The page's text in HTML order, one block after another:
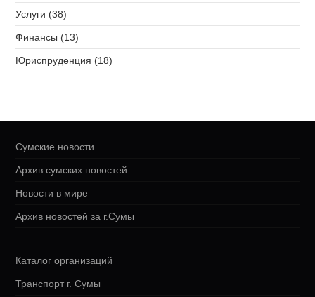
Услуги (38)
Финансы (13)
Юриспруденция (18)
Сумские новости
Архив сумских новостей
Новости в мире
Архив новостей за г.Сумы
Каталог организаций
Транспорт г. Сумы